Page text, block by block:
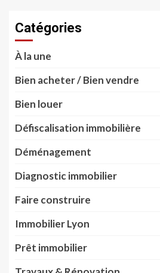
Catégories
À la une
Bien acheter / Bien vendre
Bien louer
Défiscalisation immobilière
Déménagement
Diagnostic immobilier
Faire construire
Immobilier Lyon
Prêt immobilier